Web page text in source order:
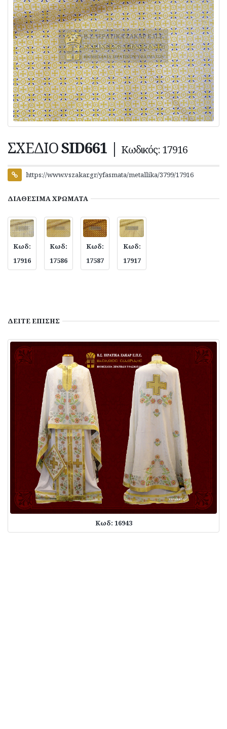
ΣΧΕΔΙΟSID661 | Κωδικός: 17916
https://www.vszakar.gr/yfasmata/metallika/3799/17916
ΔΙΑΘΕΣΙΜΑΧΡΩΜΑΤΑ
Κωδ:
17916
Κωδ:
17586
Κωδ:
17587
Κωδ:
17917
ΔΕΙΤΕΕΠΙΣΗΣ
Κωδ: 16943